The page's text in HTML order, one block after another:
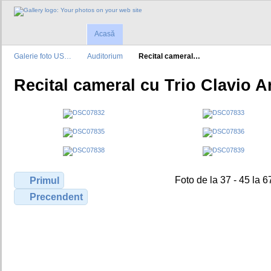
Acasă
Galerie foto US… Auditorium Recital cameral…
Recital cameral cu Trio Clavio
Primul
Precendent
Foto de la 37 - 45 la